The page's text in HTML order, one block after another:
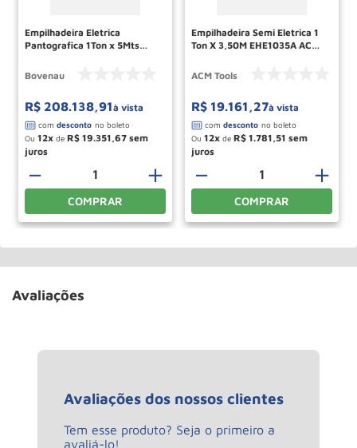
Empilhadeira Eletrica
Pantografica 1Ton x 5Mts
Bovenau
R$ 208.138 91à vista
Ou 12 de R$ 19.351 67
＋
－
COMPRAR
Empilhadeira Semi Eletrica 1
Ton X 3,50M EHE1035A ACM
ACM Tools
R$ 19.161 27à vista
Ou 12 de R$ 1.781 51
＋
－
COMPRAR
Avaliações
Avaliações dos nossos clientes
Tem esse produto? Seja o primeiro a
avaliá-lo!